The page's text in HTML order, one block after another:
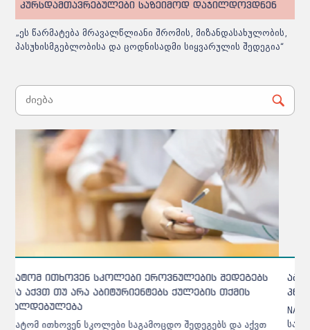
კურსდამთავრებულები საზეიმოდ დაჯილდოვდნენ
„ეს წარმატება მრავალწლიანი შრომის, მიზანდასახულობის,
პასუხისმგებლობისა და ცოდნისადმი სიყვარულის შედეგია“
აბიტურიენტთა ცნობარში ცვლილებებია - რომელ
პროგრამას გაუუქმდა აკრედიტაცია
NAEC აბიტურიენტთა ცნობარში შეტანილ ცვლილებებს
საიტზე აღარ აქვეყნებს - აბიტურიენტებს მხოლოდ SMS-